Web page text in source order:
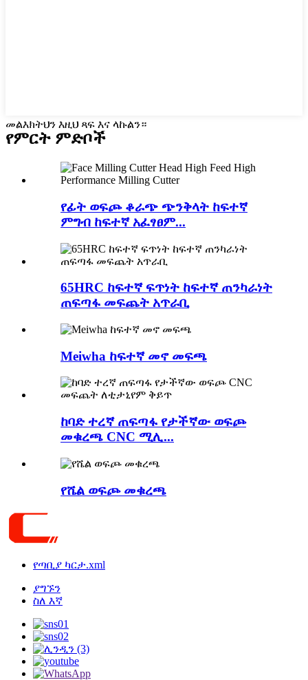
መልእክትህን እዚህ ጻፍ እና ላኩልን።
የምርት ምድቦች
የፊት ወፍጮ ቆራጭ ጭንቅላት ከፍተኛ
ምግብ ከፍተኛ አፈፃፀም...
65HRC ከፍተኛ ፍጥነት ከፍተኛ ጠንካራነት
ጠፍጣፋ መፍጨት አጥራቢ
Meiwha ከፍተኛ መኖ መፍጫ
ከባድ ተረኛ ጠፍጣፋ የታችኛው ወፍጮ
መቁረጫ CNC ሚሊ...
የሼል ወፍጮ መቁረጫ
የጣቢያ ካርታ.xml
ያግኙን
ስለ እኛ